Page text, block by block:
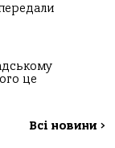
це
Всі новини >